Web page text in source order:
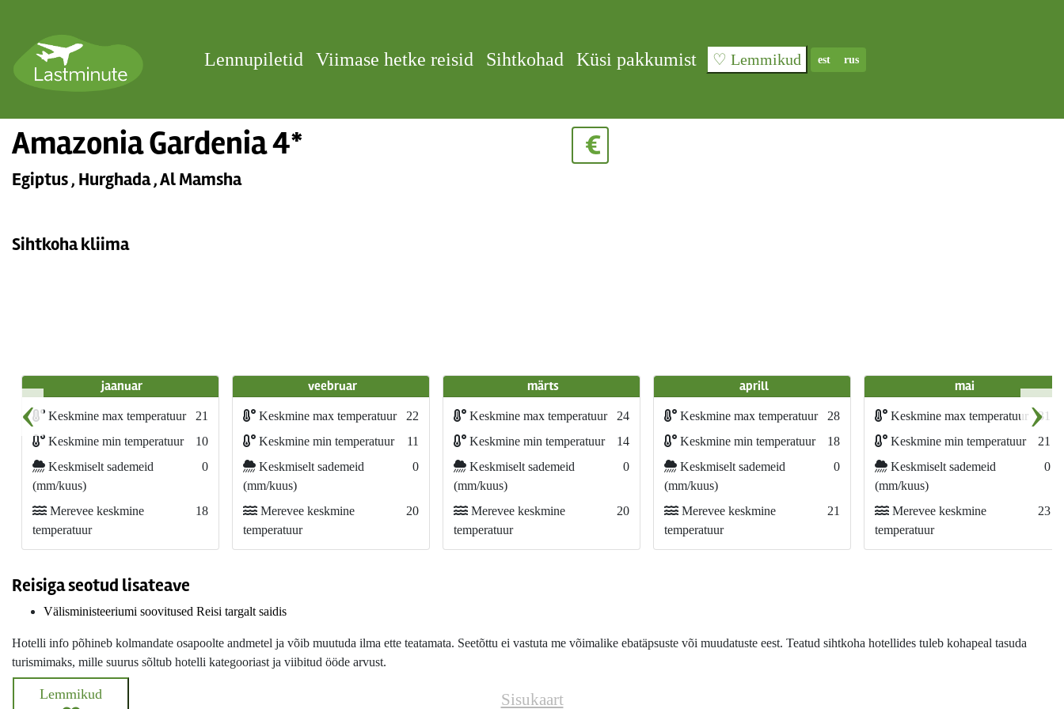
Lennupiletid Viimase hetke reisid Sihtkohad Küsi pakkumist ♡ Lemmikud est rus
Amazonia Gardenia 4*
Egiptus , Hurghada , Al Mamsha
€
Sihtkoha kliima
‹ ›
jaanuar
Keskmine max temperatuur
21
Keskmine min temperatuur
10
Keskmiselt sademeid
(mm/kuus)
0
Merevee keskmine
temperatuur
18
veebruar
Keskmine max temperatuur
22
Keskmine min temperatuur
11
Keskmiselt sademeid
(mm/kuus)
0
Merevee keskmine
temperatuur
20
märts
Keskmine max temperatuur
24
Keskmine min temperatuur
14
Keskmiselt sademeid
(mm/kuus)
0
Merevee keskmine
temperatuur
20
aprill
Keskmine max temperatuur
28
Keskmine min temperatuur
18
Keskmiselt sademeid
(mm/kuus)
0
Merevee keskmine
temperatuur
21
mai
Keskmine max temperatuur
31
Keskmine min temperatuur
21
Keskmiselt sademeid
(mm/kuus)
0
Merevee keskmine
temperatuur
23
Reisiga seotud lisateave
Välisministeeriumi soovitused Reisi targalt saidis
Hotelli info põhineb kolmandate osapoolte andmetel ja võib muutuda ilma ette teatamata. Seetõttu ei vastuta me võimalike ebatäpsuste või muudatuste eest. Teatud sihtkoha hotellides tuleb kohapeal tasuda
turismimaks, mille suurus sõltub hotelli kategooriast ja viibitud ööde arvust.
Lemmikud Sisukaart